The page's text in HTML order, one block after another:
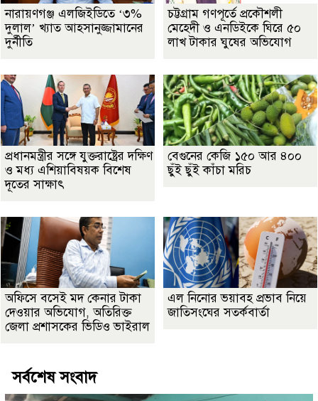
নারায়ণগঞ্জ এলজিইডিতে ‘৩%
দুলাল’ খ্যাত আহসানুজ্জামানের
দুর্নীতি
চট্টগ্রাম গণপূর্তে প্রকৌশলী
মেহেদী ও এনডিইকে ঘিরে ৫০
লাখ টাকার ঘুষের অভিযোগ
প্রধানমন্ত্রীর সঙ্গে যুক্তরাষ্ট্রের দক্ষিণ
ও মধ্য এশিয়াবিষয়ক বিশেষ
দূতের সাক্ষাৎ
বেগুনের কেজি ১৫০ আর ৪০০
ছুঁই ছুঁই কাঁচা মরিচ
অফিসে বসেই মদ কেনার টাকা
দেওয়ার অভিযোগ, অতিরিক্ত
জেলা প্রশাসকের ভিডিও ভাইরাল
এল নিনোর ভয়াবহ প্রভাব নিয়ে
জাতিসংঘের সতর্কবার্তা
সর্বশেষ সংবাদ